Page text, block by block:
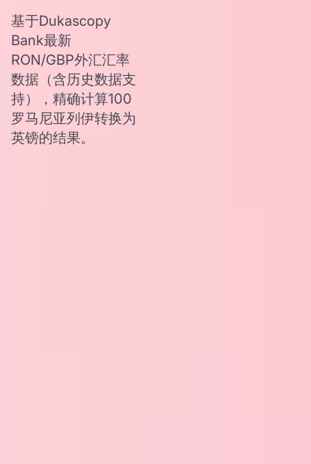
基于Dukascopy
Bank最新
RON/GBP外汇汇率
数据（含历史数据支
持），精确计算100
罗马尼亚列伊转换为
英镑的结果。